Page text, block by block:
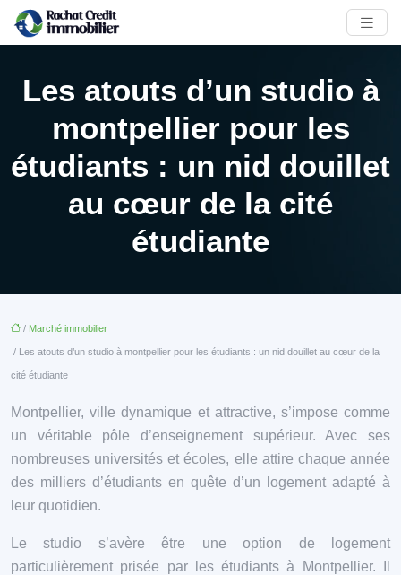
Les atouts d’un studio à
montpellier pour les
étudiants : un nid douillet
au cœur de la cité
étudiante
/ Marché immobilier
/ Les atouts d’un studio à montpellier pour les étudiants : un nid douillet au cœur de la
cité étudiante
Montpellier, ville dynamique et attractive, s’impose comme
un véritable pôle d’enseignement supérieur. Avec ses
nombreuses universités et écoles, elle attire chaque année
des milliers d’étudiants en quête d’un logement adapté à
leur quotidien.
Le studio s’avère être une option de logement
particulièrement prisée par les étudiants à Montpellier. Il